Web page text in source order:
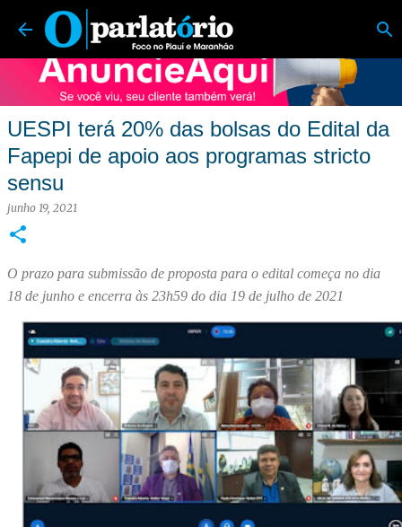
Pular para o conteúdo principal
O Parlatório | Foco no Piauí e Maranhão
UESPI terá 20% das bolsas do Edital da
Fapepi de apoio aos programas stricto
sensu
junho 19, 2021
O prazo para submissão de proposta para o edital começa no dia
18 de junho e encerra às 23h59 do dia 19 de julho de 2021